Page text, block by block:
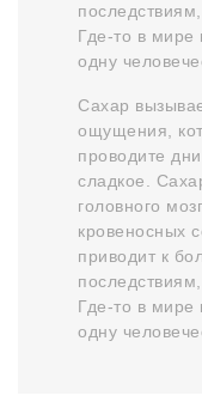
Где-то в мире
одну
Сахар
ощущения,
проводите
сладкое.
головного
кровеносных
приводит к
Где-то в мире
одну